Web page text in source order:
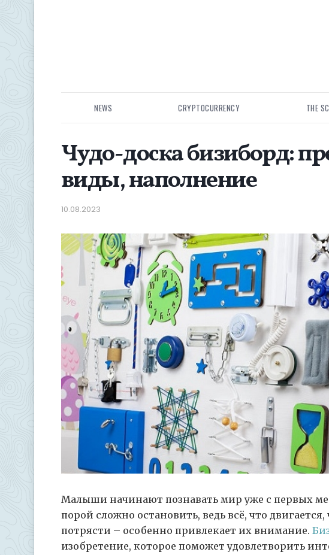
NEWS CRYPTOCURRENCY THE
Чудо-доска бизиборд:
виды, наполнение
10.08.2023
Малыши начинают познавать мир уже с первых
порой сложно остановить, ведь всё, что
потрясти – особенно привлекает их внимание.
изобретение, которое поможет удовлетворить